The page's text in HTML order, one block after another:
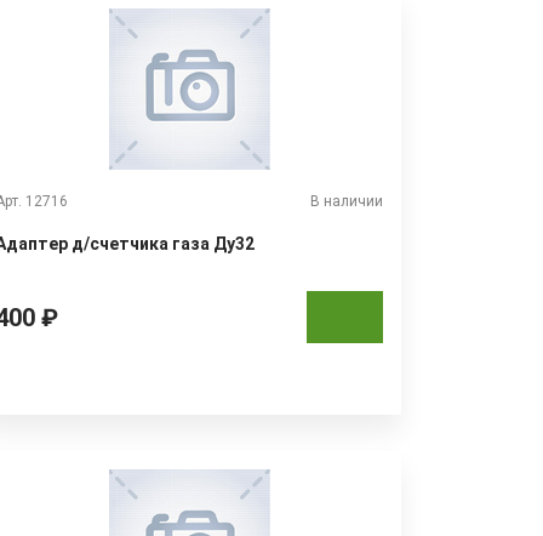
12716 В наличии
д/счетчика газа Ду32
₽